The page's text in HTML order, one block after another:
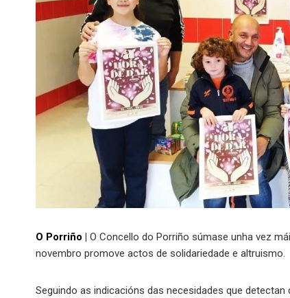
O Porriño
O Concello do Porriño súmase unha vez
novembro promove actos de solidariedade e altruismo.
Seguindo as indicacións das necesidades que